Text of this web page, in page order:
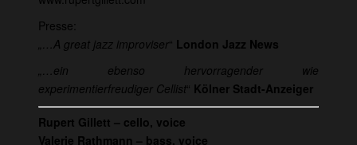
Presse:
„…A great jazz improviser“ London Jazz News
„…ein ebenso hervorragender wie
experimentierfreudiger Cellist“ Kölner Stadt-Anzeiger
Rupert Gillett – cello, voice
Valerie Rathmann – bass, voice